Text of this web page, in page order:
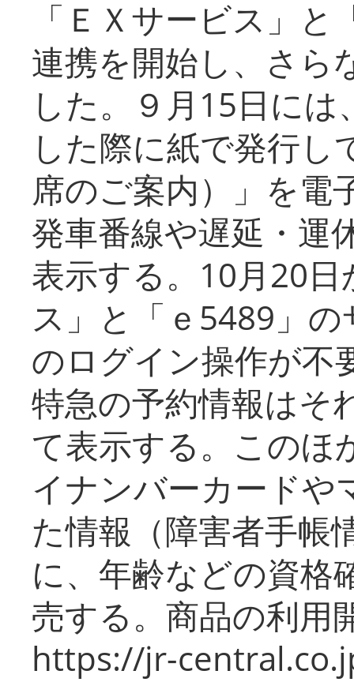
「ＥＸサービス」
連携を開始し、さら
した。９月15日に
した際に紙で発行し
席のご案内）」を電
発車番線や遅延・運
表示する。10月20
ス」と「ｅ5489」
のログイン操作が不
特急の予約情報はそ
て表示する。このほ
イナンバーカードや
た情報（障害者手帳
に、年齢などの資格
売する。商品の利用
https://jr-